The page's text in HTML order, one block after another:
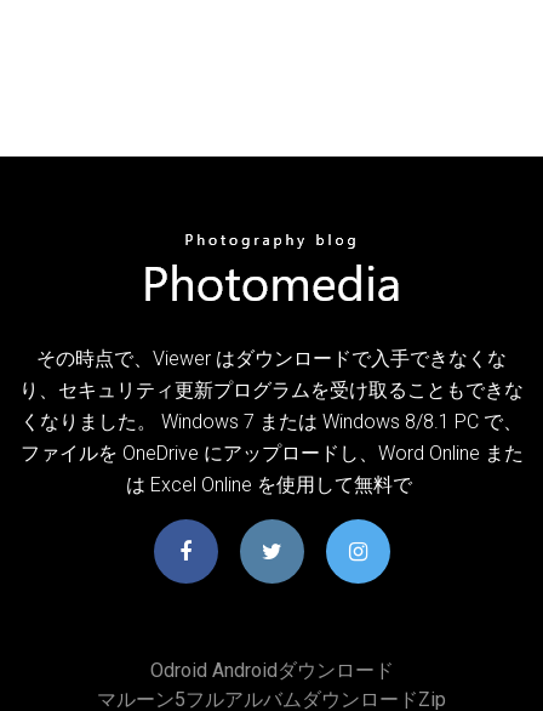
その時点で、Viewer はダウンロードで入手できなくな
り、セキュリティ更新プログラムを受け取ることもできな
くなりました。 Windows 7 または Windows 8/8.1 PC で、
ファイルを OneDrive にアップロードし、Word Online また
は Excel Online を使用して無料で
Odroid Androidダウンロード
マルーン5フルアルバムダウンロードzip